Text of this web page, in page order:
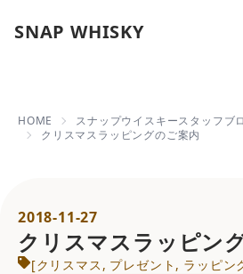
SNAP WHISKYクリスマスラ
HOME
スナップウイスキースタッフブ
クリスマスラッピングのご案内
2018-11-27
クリスマスラッピン
[クリスマス , プレゼント , ラッピン